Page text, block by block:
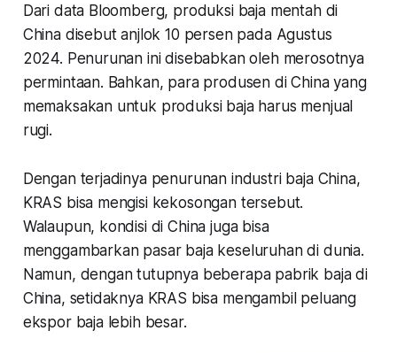
Dari data Bloomberg, produksi baja mentah di
China disebut anjlok 10 persen pada Agustus
2024. Penurunan ini disebabkan oleh merosotnya
permintaan. Bahkan, para produsen di China yang
memaksakan untuk produksi baja harus menjual
rugi.
Dengan terjadinya penurunan industri baja China,
KRAS bisa mengisi kekosongan tersebut.
Walaupun, kondisi di China juga bisa
menggambarkan pasar baja keseluruhan di dunia.
Namun, dengan tutupnya beberapa pabrik baja di
China, setidaknya KRAS bisa mengambil peluang
ekspor baja lebih besar.